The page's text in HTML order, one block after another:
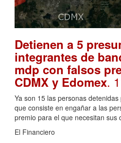
Detienen a 5
integrantes de
mdp con falsos
CDMX y Edomex.
Ya son 15 las personas
que consiste en engañar a las
premio para el que necesitan sus
El Financiero